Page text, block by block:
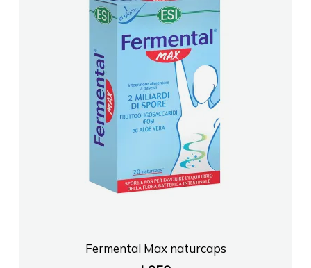
Fermental Max naturcaps